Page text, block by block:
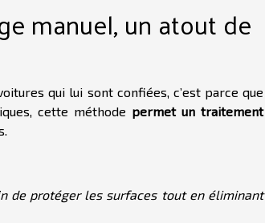
manuel, un atout de
qui lui sont confiées, c’est parce que
cette méthode permet un traitement
de protéger les surfaces tout en éliminant